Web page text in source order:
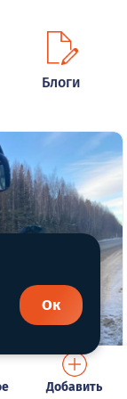
Блоги
Добавить
Ок